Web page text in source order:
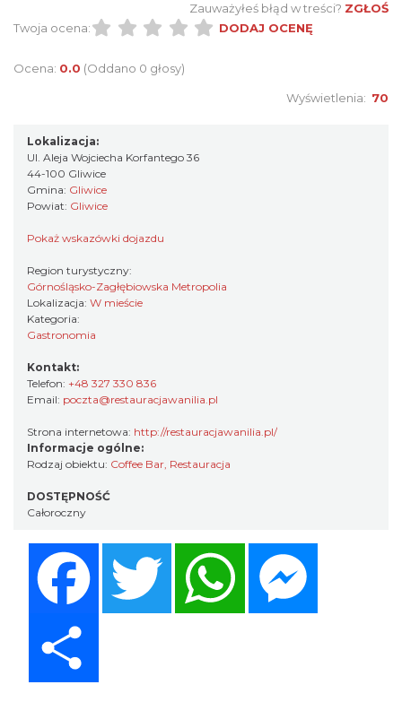
Zauważyłeś błąd w treści? ZGŁOŚ
Twoja ocena:
DODAJ OCENĘ
Ocena: 0.0 (Oddano 0 głosy)
Wyświetlenia: 70
Lokalizacja:
Ul. Aleja Wojciecha Korfantego 36
44-100 Gliwice
Gmina: Gliwice
Powiat: Gliwice
Pokaż wskazówki dojazdu
Region turystyczny:
Górnośląsko-Zagłębiowska Metropolia
Lokalizacja: W mieście
Kategoria:
Gastronomia
Kontakt:
Telefon: +48 327 330 836
Email: poczta@restauracjawanilia.pl
Strona internetowa: http://restauracjawanilia.pl/
Informacje ogólne:
Rodzaj obiektu: Coffee Bar, Restauracja
DOSTĘPNOŚĆ
Całoroczny
Twitter WhatsApp